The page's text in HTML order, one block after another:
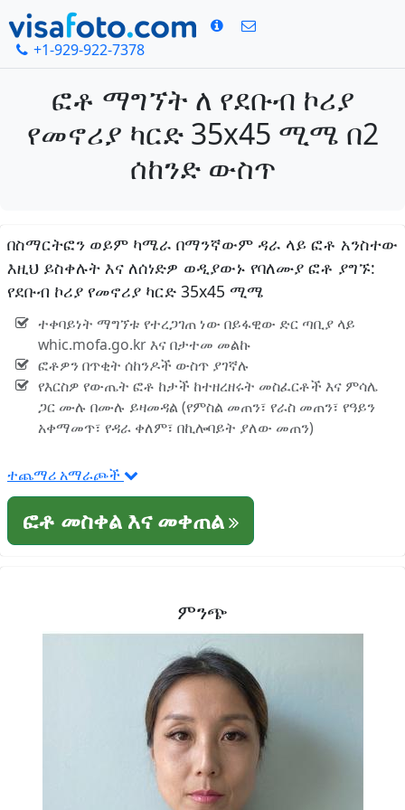
+1-929-922-7378
ፎቶ ማግኘት ለ የደቡብ ኮሪያ
የመኖሪያ ካርድ 35x45 ሚሜ በ2
ሰከንድ ውስጥ
በስማርትፎን ወይም ካሜራ በማንኛውም ዳራ ላይ ፎቶ አንስተው
እዚህ ይስቀሉት እና ለሰነድዎ ወዲያውኑ የባለሙያ ፎቶ ያግኙ:
የደቡብ ኮሪያ የመኖሪያ ካርድ 35x45 ሚሜ
ተቀባይነት ማግኘቱ የተረጋገጠ ነው በይፋዊው ድር ጣቢያ ላይ
whic.mofa.go.kr እና በታተመ መልኩ
ፎቶዎን በጥቂት ሰከንዶች ውስጥ ያገኛሉ
የእርስዎ የውጤት ፎቶ ከታች ከተዘረዘሩት መስፈርቶች እና ምሳሌ
ጋር ሙሉ በሙሉ ይዛመዳል (የምስል መጠን፣ የራስ መጠን፣ የዓይን
አቀማመጥ፣ የዳራ ቀለም፣ በኪሎባይት ያለው መጠን)
ተጨማሪ አማራጮች
ፎቶ መስቀል እና መቀጠል
ምንጭ